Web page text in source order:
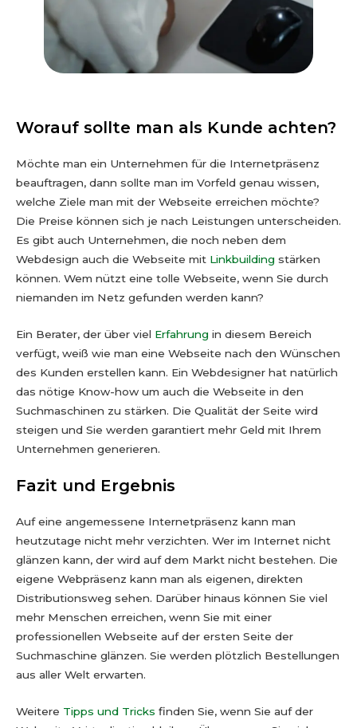
Worauf sollte man als Kunde achten?
Möchte man ein Unternehmen für die Internetpräsenz
beauftragen, dann sollte man im Vorfeld genau wissen,
welche Ziele man mit der Webseite erreichen möchte?
Die Preise können sich je nach Leistungen unterscheiden.
Es gibt auch Unternehmen, die noch neben dem
Webdesign auch die Webseite mit Linkbuilding stärken
können. Wem nützt eine tolle Webseite, wenn Sie durch
niemanden im Netz gefunden werden kann?
Ein Berater, der über viel Erfahrung in diesem Bereich
verfügt, weiß wie man eine Webseite nach den Wünschen
des Kunden erstellen kann. Ein Webdesigner hat natürlich
das nötige Know-how um auch die Webseite in den
Suchmaschinen zu stärken. Die Qualität der Seite wird
steigen und Sie werden garantiert mehr Geld mit Ihrem
Unternehmen generieren.
Fazit und Ergebnis
Auf eine angemessene Internetpräsenz kann man
heutzutage nicht mehr verzichten. Wer im Internet nicht
glänzen kann, der wird auf dem Markt nicht bestehen. Die
eigene Webpräsenz kann man als eigenen, direkten
Distributionsweg sehen. Darüber hinaus können Sie viel
mehr Menschen erreichen, wenn Sie mit einer
professionellen Webseite auf der ersten Seite der
Suchmaschine glänzen. Sie werden plötzlich Bestellungen
aus aller Welt erwarten.
Weitere Tipps und Tricks finden Sie, wenn Sie auf der